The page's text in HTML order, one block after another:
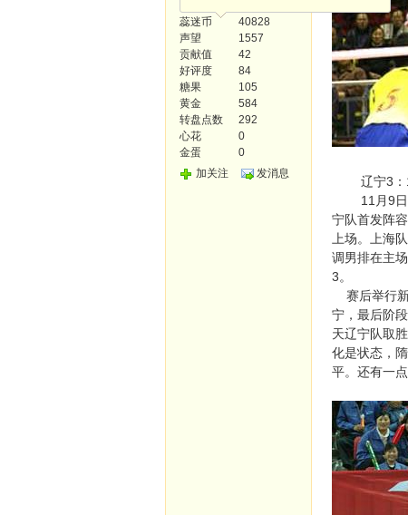
蕊迷币
40828
声望
1557
贡献值
42
好评度
84
糖果
105
黄金
584
转盘点数
292
心花
0
金蛋
0
加关注
发消息
辽宁3：1
11月9日下
宁队首发阵
上场。上海
调男排在主
3。
赛后举行新
宁，最后阶
天辽宁队取
化是状态，
平。还有一